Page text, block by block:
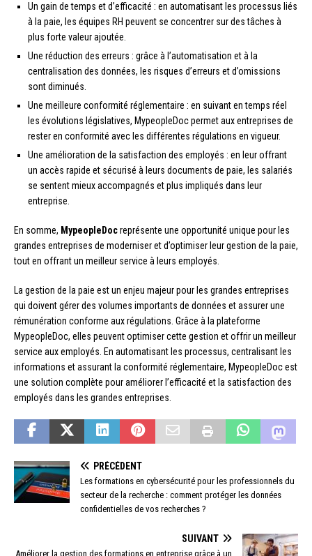
Un gain de temps et d’efficacité : en automatisant les processus liés
à la paie, les équipes RH peuvent se concentrer sur des tâches à
plus forte valeur ajoutée.
Une réduction des erreurs : grâce à l’automatisation et à la
centralisation des données, les risques d’erreurs et d’omissions
sont diminués.
Une meilleure conformité réglementaire : en suivant en temps réel
les évolutions législatives, MypeopleDoc permet aux entreprises de
rester en conformité avec les différentes régulations en vigueur.
Une amélioration de la satisfaction des employés : en leur offrant
un accès rapide et sécurisé à leurs documents de paie, les salariés
se sentent mieux accompagnés et plus impliqués dans leur
entreprise.
En somme, MypeopleDocreprésente une opportunité unique pour les
grandes entreprises de moderniser et d’optimiser leur gestion de la paie,
tout en offrant un meilleur service à leurs employés.
La gestion de la paie est un enjeu majeur pour les grandes entreprises
qui doivent gérer des volumes importants de données et assurer une
rémunération conforme aux régulations. Grâce à la plateforme
MypeopleDoc, elles peuvent optimiser cette gestion et offrir un meilleur
service aux employés. En automatisant les processus, centralisant les
informations et assurant la conformité réglementaire, MypeopleDoc est
une solution complète pour améliorer l’efficacité et la satisfaction des
employés dans les grandes entreprises.
PRÉCÉDENT
Les formations en cybersécurité pour les professionnels du
secteur de la recherche : comment protéger les données
confidentielles de vos recherches ?
SUIVANT
Améliorer la gestion des formations en entreprise grâce à un